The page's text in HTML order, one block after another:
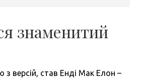
знаменитий
з версій, став Енді Мак Елон –